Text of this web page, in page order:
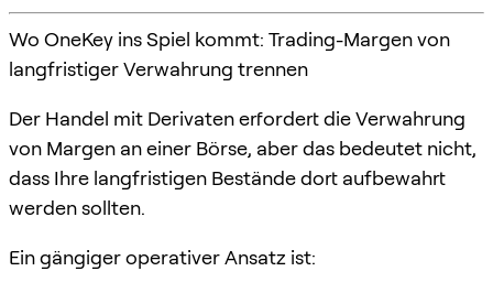
Wo OneKey ins Spiel kommt: Trading-Margen von
langfristiger Verwahrung trennen
Der Handel mit Derivaten erfordert die Verwahrung
von Margen an einer Börse, aber das bedeutet nicht,
dass Ihre langfristigen Bestände dort aufbewahrt
werden sollten.
Ein gängiger operativer Ansatz ist: